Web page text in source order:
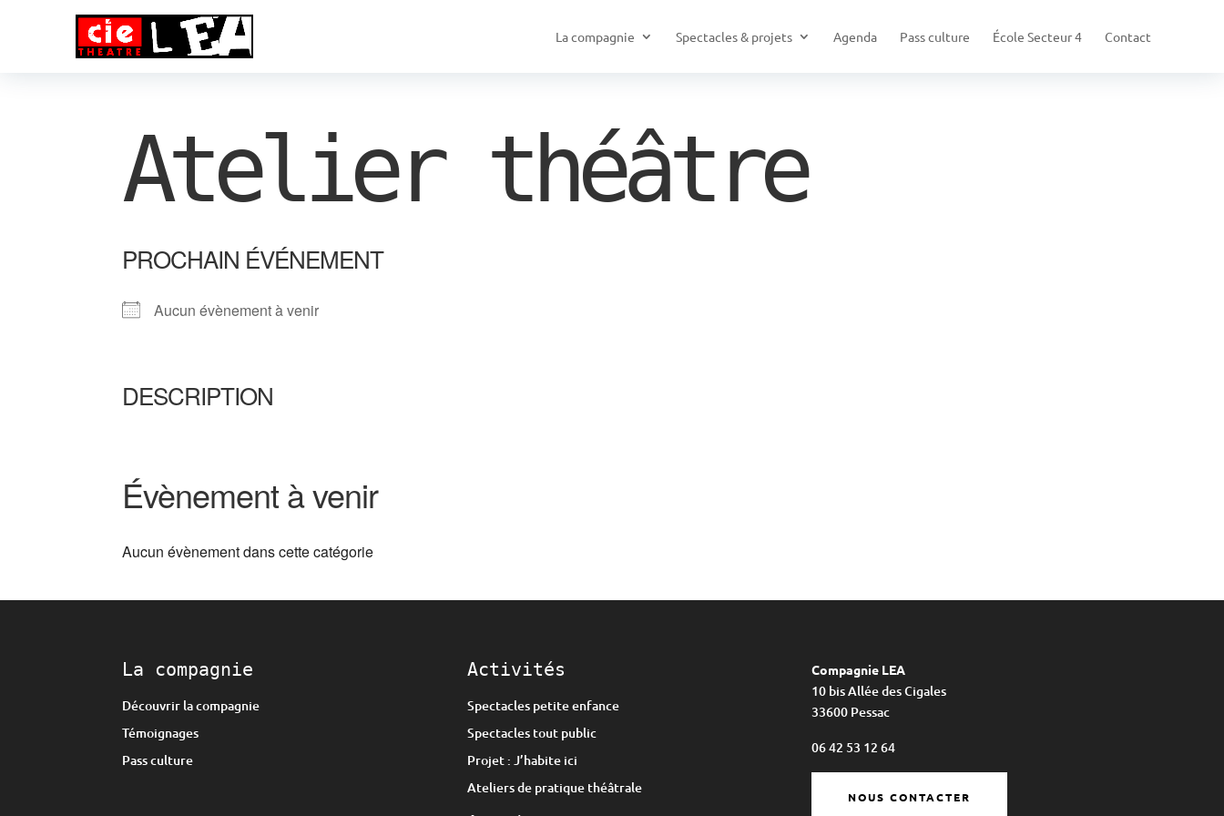
La compagnie Spectacles & projets Agenda Pass culture École Secteur 4 Contact
Atelier théâtre
PROCHAIN ÉVÉNEMENT
Aucun évènement à venir
DESCRIPTION
Évènement à venir
Aucun évènement dans cette catégorie
La compagnie
Découvrir la compagnie
Témoignages
Pass culture
Activités
Spectacles petite enfance
Spectacles tout public
Projet : J’habite ici
Ateliers de pratique théâtrale
Compagnie LEA
10 bis Allée des Cigales
33600 Pessac
06 42 53 12 64
NOUS CONTACTER